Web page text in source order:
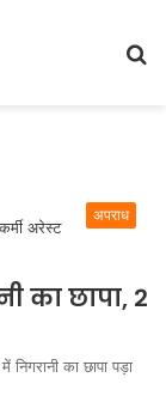
अपराध
का छापा, 2
निगरानी का छापा पड़ा